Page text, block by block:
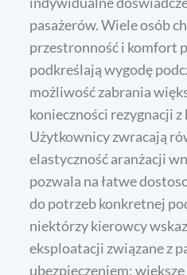
pasażerów. Wiele osób
przestronność i komfort
podkreślają wygodę
możliwość zabrania
konieczności rezygnacji
Użytkownicy zwracają
elastyczność aranżacji
pozwala na łatwe
do potrzeb konkretnej
niektórzy kierowcy
eksploatacji związane z
ubezpieczeniem;